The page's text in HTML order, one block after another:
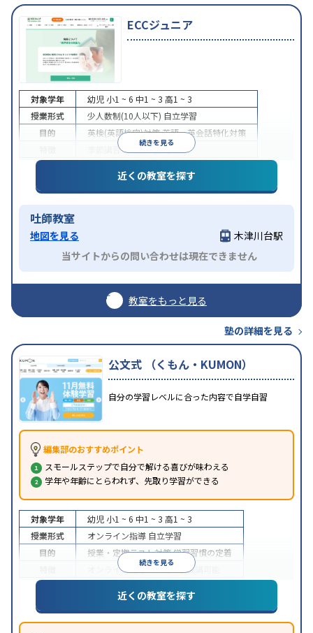
ECCジュニア
続きを見る
対象学年 幼児 小1 ~ 6 中1 ~ 3 高1 ~ 3
授業形式
少人数制(10人以下) 自立学習
目的
英検(英語検定)対策英語・英会話特化対策
季節講習のみの受講可
近くの教室を探す
吐師教室
地図を見る
木津川台駅
当サイトからの問い合わせは現在できません
教室をもっと見る
塾の詳細を見る
公文式 （くもん・KUMON）
自分の学習レベルに合った内容で自学自習
編集部のおすすめポイント
スモールステップで自分で解ける喜びが味わえる
学年や年齢にとらわれず、先取り学習ができる
続きを見る
対象学年 幼児 小1 ~ 6 中1 ~ 3 高1 ~ 3
授業形式
オンライン指導 自立学習
目的
授業・定期テスト対策学習習慣の定着
オンライン対応1科目から受講可能
近くの教室を探す